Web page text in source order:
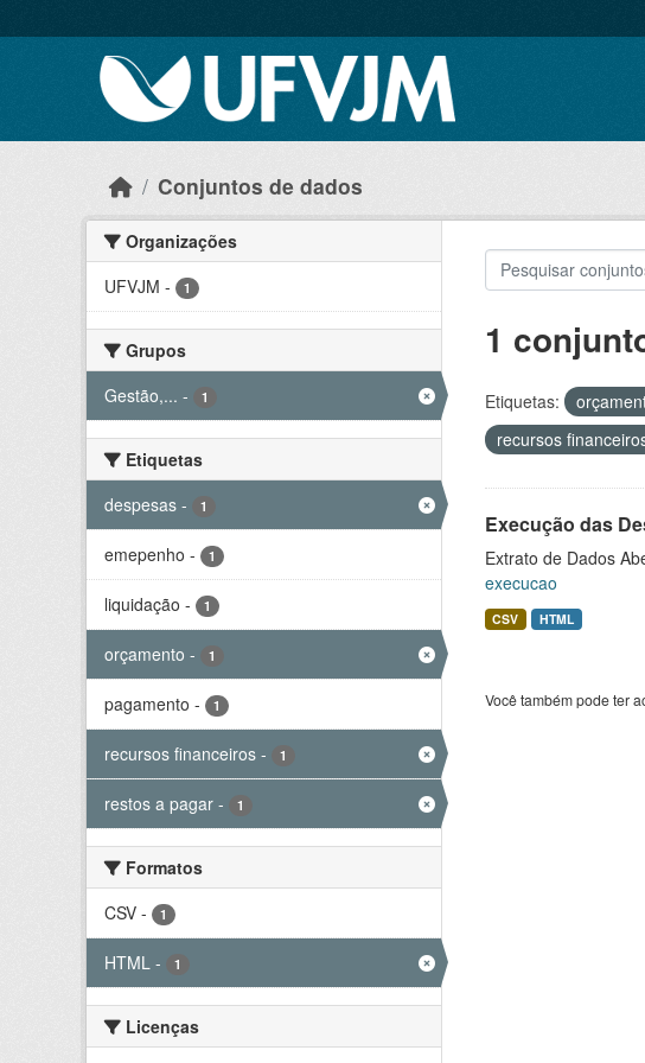
Conjuntos de dados
Organizações
UFVJM - 1
Grupos
Gestão,... - 1
Etiquetas
despesas - 1
emepenho - 1
liquidação - 1
orçamento - 1
pagamento - 1
recursos financeiros - 1
restos a pagar - 1
Formatos
CSV - 1
HTML - 1
Licenças
1
Etiquetas:
recursos
Execução das
Extrato de Dados
execucao
CSV HTML
Você também pode ter